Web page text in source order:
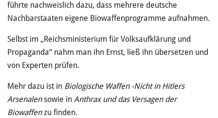
führte nachweislich dazu, dass mehrere deutsche
Nachbarstaaten eigene Biowaffenprogramme aufnahmen.
Selbst im „Reichsministerium für Volksaufklärung und
Propaganda“ nahm man ihn Ernst, ließ ihn übersetzen und
von Experten prüfen.
Mehr dazu ist in Biologische Waffen -Nicht in Hitlers
Arsenalensowie in Anthrax und das Versagen der
Biowaffenzu finden.